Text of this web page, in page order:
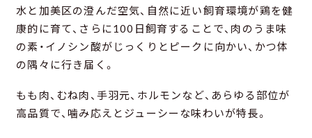
水と加美区の澄んだ空気、自然に近い飼育環境が鶏を健
康的に育て、さらに100日飼育することで、肉のうま味
の素・イノシン酸がじっくりとピークに向かい、かつ体
の隅々に行き届く。
もも肉、むね肉、手羽元、ホルモンなど、あらゆる部位が
高品質で、噛み応えとジューシーな味わいが特長。